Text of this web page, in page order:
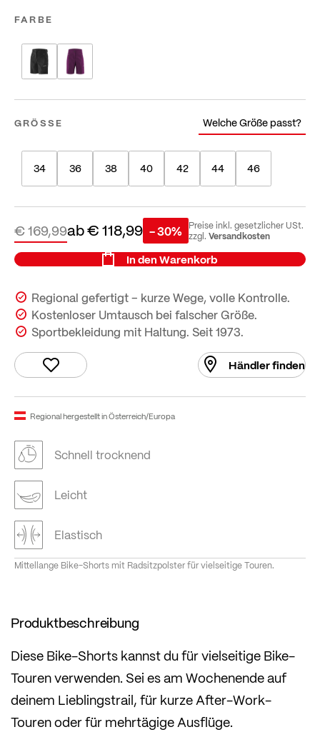
FARBE
GRÖSSE Welche Größe passt?
34 36 38 40 42 44 46
ab€ 118,99
€ 169,99 - 30% Preise inkl. gesetzlicher USt.
zzgl. Versandkosten
In den Warenkorb
Regional gefertigt – kurze Wege, volle Kontrolle.
Kostenloser Umtausch bei falscher Größe.
Sportbekleidung mit Haltung. Seit 1973.
Händler finden
Regional hergestellt in Österreich/Europa
Schnell trocknend
Leicht
Elastisch
Mittellange Bike-Shorts mit Radsitzpolster für vielseitige Touren.
Produktbeschreibung
Diese Bike-Shorts kannst du für vielseitige Bike-
Touren verwenden. Sei es am Wochenende auf
deinem Lieblingstrail, für kurze After-Work-
Touren oder für mehrtägige Ausflüge.